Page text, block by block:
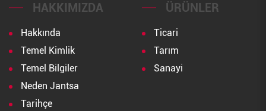
HAKKIMIZDA
Hakkında
Temel Kimlik
Temel Bilgiler
Neden Jantsa
Tarihçe
ÜRÜNLER
Ticari
Tarım
Sanayi